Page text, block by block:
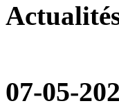
07-05-